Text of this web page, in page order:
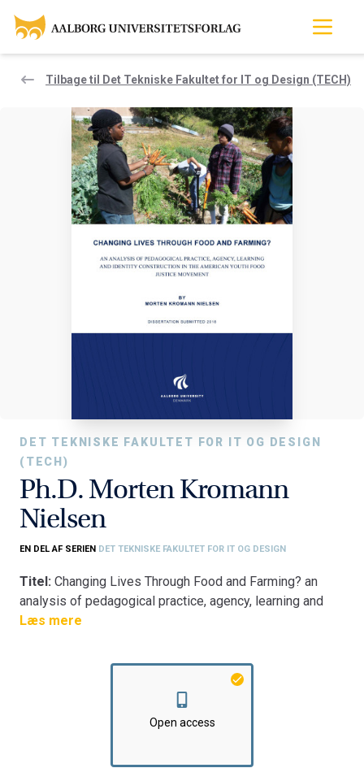
Tilbage til Det Tekniske Fakultet for IT og Design (TECH)
DET TEKNISKE FAKULTET FOR IT OG DESIGN
(TECH)
Ph.D. Morten Kromann
Nielsen
EN DEL AF SERIEN DET TEKNISKE FAKULTET FOR IT OG DESIGN
Titel: Changing Lives Through Food and Farming? an
analysis of pedagogical practice, agency, learning and
identity construction in the American youth food justice
Det Tekniske Fakultet for IT og Design
Læs mere
Open access